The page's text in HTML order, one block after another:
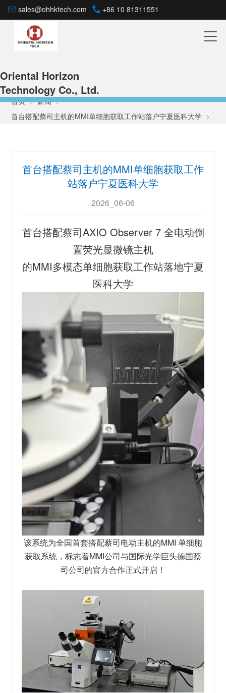
sales@ohhktech.com +86 10 81311551
Oriental Horizon
Technology Co., Ltd.
首页 > 新闻 >
首台搭配蔡司主机的MMI单细胞获取工作站落户宁夏医科大学 >
首台搭配蔡司主机的MMI单细胞获取工作
站落户宁夏医科大学
2026_06-06
首台搭配蔡司AXIO Observer 7 全电动倒
置荧光显微镜主机
的MMI多模态单细胞获取工作站落地宁夏
医科大学
该系统为全国首套搭配蔡司电动主机的MMI 单细胞
获取系统，标志着MMI公司与国际光学巨头德国蔡
司公司的官方合作正式开启！